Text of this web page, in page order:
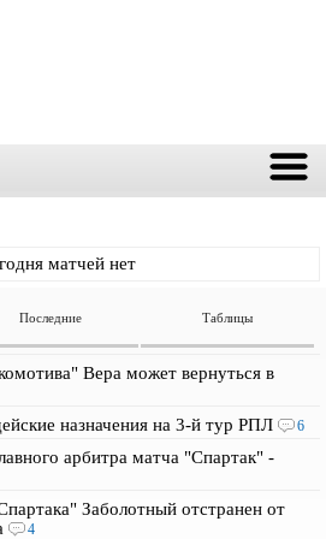
матчей нет
Последние Таблицы
Вера может вернуться в
назначения на 3-й тур РПЛ
6
арбитра матча "Спартак" -
Заболотный отстранен от
4